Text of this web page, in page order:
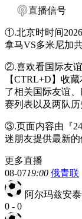
直播信号
①.北京时时间
拿马VS多米尼加
②.喜欢看国际友
【CTRL+D】收
了相关国际友谊
赛列表以及两队历
③.页面内容由『
迷朋友提供最新
更多直播
08-0719:00 俄青联
阿尔玛兹安
0 - 0